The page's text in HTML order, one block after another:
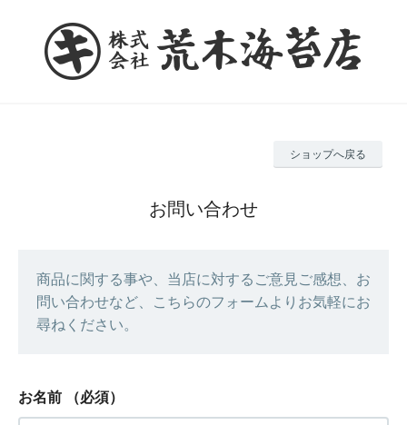
ショップへ戻る
お問い合わせ
商品に関する事や、当店に対するご意見ご感想、お
問い合わせなど、こちらのフォームよりお気軽にお
尋ねください。
お名前 （必須）